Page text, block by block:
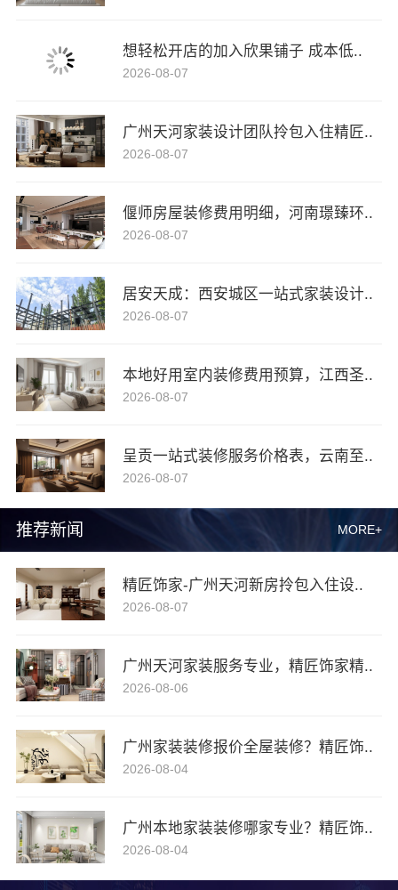
推荐新闻 MORE+
精匠饰家-广州天河新房拎包入住设..
2026-08-07
广州天河家装服务专业，精匠饰家精..
2026-08-06
广州家装装修报价全屋装修？精匠饰..
2026-08-04
广州本地家装装修哪家专业？精匠饰..
2026-08-04
想轻松开店的加入欣果铺子 成本低..
2026-08-07
广州天河家装设计团队拎包入住精匠..
2026-08-07
偃师房屋装修费用明细，河南璟臻环..
2026-08-07
居安天成：西安城区一站式家装设计..
2026-08-07
本地好用室内装修费用预算，江西圣..
2026-08-07
呈贡一站式装修服务价格表，云南至..
2026-08-07